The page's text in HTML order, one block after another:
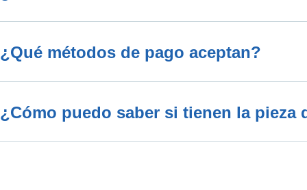
¿Qué métodos de pago aceptan?
¿Cómo puedo saber si tienen la pieza